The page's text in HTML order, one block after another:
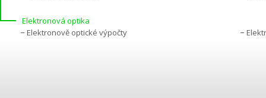
Elektronová optika
Elektronově optické výpočty